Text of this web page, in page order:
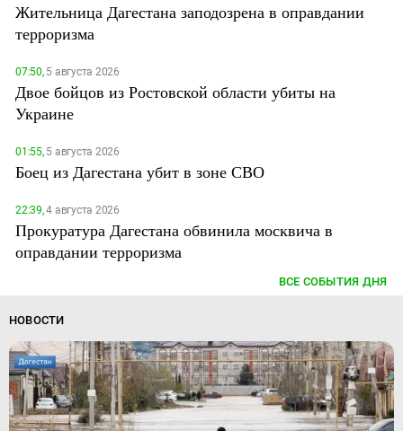
Жительница Дагестана заподозрена в оправдании
терроризма
07:50,5 августа 2026
Двое бойцов из Ростовской области убиты на
Украине
01:55,5 августа 2026
Боец из Дагестана убит в зоне СВО
22:39,4 августа 2026
Прокуратура Дагестана обвинила москвича в
оправдании терроризма
ВСЕ СОБЫТИЯ ДНЯ
НОВОСТИ